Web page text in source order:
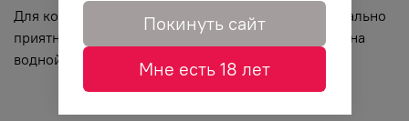
Для комфортности введения и получения максимально
приятных ощущений можно использовать смазку на
водной основе.
Покинуть сайт
Мне есть 18 лет